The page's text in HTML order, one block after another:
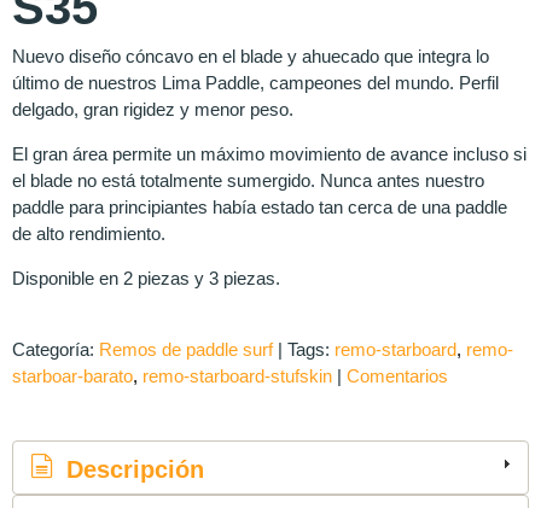
Nuevo diseño cóncavo en el blade y ahuecado que integra lo
último de nuestros Lima Paddle, campeones del mundo. Perfil
delgado, gran rigidez y menor peso.
El gran área permite un máximo movimiento de avance incluso si
el blade no está totalmente sumergido. Nunca antes nuestro
paddle para principiantes había estado tan cerca de una paddle
de alto rendimiento.
Disponible en 2 piezas y 3 piezas.
Categoría: Remos de paddle surf | Tags: remo-starboard remo-
starboar-barato remo-starboard-stufskin | Comentarios
Descripción